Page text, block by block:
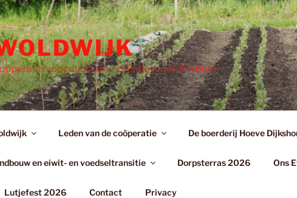
voor duurzame initiatieven in Ten Boer
Leden van de coöperatie De boerderij Hoeve
en eiwit- en voedseltransitie Dorpsterras 2026 Ons
Lutjefest 2026 Contact Privacy